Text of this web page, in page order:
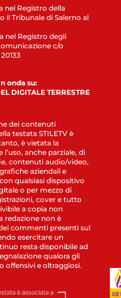
nel Registro della
il Tribunale di Salerno al
nel Registro degli
c/o
onda su:
DIGITALE TERRESTRE
dei contenuti
testata STILETV è
è vietata la
l’uso, anche parziale, di
contenuti audio/video,
aziendali e
qualsiasi dispositivo
o per mezzo di
cover e tutto
a copia non
redazione non è
commenti presenti sul
esercitare un
resta disponibile ad
qualora gli
offensivi e oltraggiosi.